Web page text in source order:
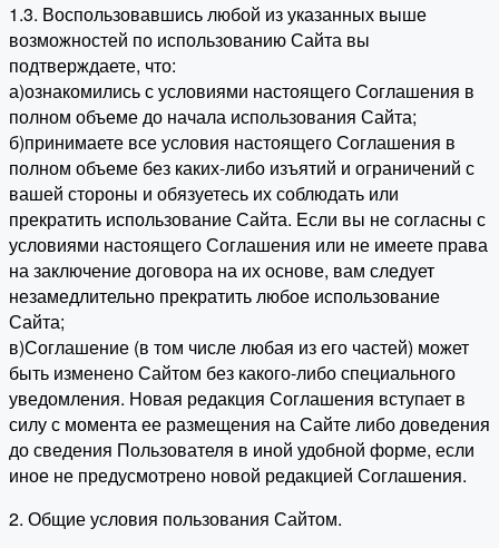
1.3. Воспользовавшись любой из указанных выше
возможностей по использованию Сайта вы
подтверждаете, что:
а)ознакомились с условиями настоящего Соглашения в
полном объеме до начала использования Сайта;
б)принимаете все условия настоящего Соглашения в
полном объеме без каких-либо изъятий и ограничений с
вашей стороны и обязуетесь их соблюдать или
прекратить использование Сайта. Если вы не согласны с
условиями настоящего Соглашения или не имеете права
на заключение договора на их основе, вам следует
незамедлительно прекратить любое использование
Сайта;
в)Соглашение (в том числе любая из его частей) может
быть изменено Сайтом без какого-либо специального
уведомления. Новая редакция Соглашения вступает в
силу с момента ее размещения на Сайте либо доведения
до сведения Пользователя в иной удобной форме, если
иное не предусмотрено новой редакцией Соглашения.
2. Общие условия пользования Сайтом.